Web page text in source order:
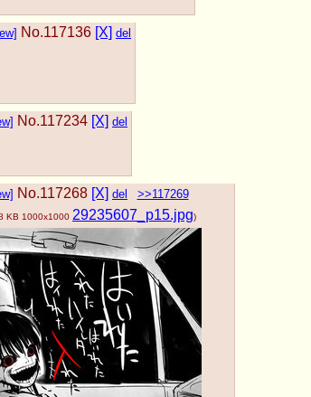
No.117136 [X] del
No.117234 [X] del
No.117268 [X] del >>117269
KB 1000x1000 29235607_p15.jpg)